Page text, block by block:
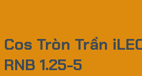
Cos Tròn Trần
RNB 1.25-5